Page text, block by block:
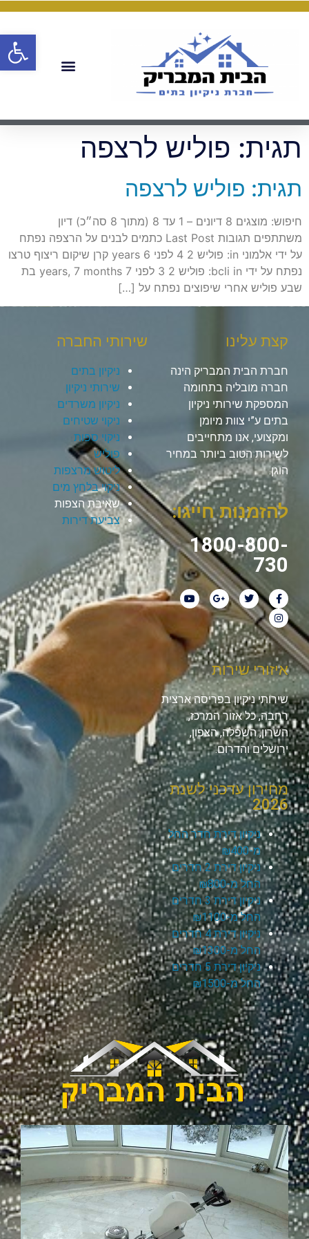
תגית: פוליש לרצפה
תגית: פוליש לרצפה
חיפוש: מוצגים 8 דיונים – 1 עד 8 (מתוך 8 סה״כ) דיון
משתתפים תגובות Last Post כתמים לבנים על הרצפה נפתח
על ידי אלמוני in: פוליש 2 4 לפני 6 years קרן שיקום ריצוף טרצו
נפתח על ידי bcli in: פוליש 2 3 לפני 7 years, 7 months בת
שבע פוליש אחרי שיפוצים נפתח על […]
קצת עלינו
חברת הבית המבריק הינה
חברה מובליה בתחומה
המספקת שירותי ניקיון
בתים ע”י צוות מיומן
ומקצועי, אנו מתחייבים
לשירות הטוב ביותר במחיר
הוגן.
להזמנות חייגו:
1800-800-
730
שירותי החברה
ניקיון בתים
שירותי ניקיון
ניקיון משרדים
ניקוי שטיחים
ניקוי ספות
פוליש
ליטוש מרצפות
ניקוי בלחץ מים
שאיבת הצפות
צביעת דירות
איזורי שירות
שירותי ניקיון בפריסה ארצית
רחבה, כל אזור המרכז,
השרון, השפלה, הצפון,
ירושלים והדרום.
מחירון עדכני לשנת
2026
ניקיון דירת חדר החל
מ-₪400
ניקיון דירת 2 חדרים
החל מ-₪800
ניקיון דירת 3 חדרים
החל מ-₪1100
ניקיון דירת 4 חדרים
החל מ-₪1300
ניקיון דירת 5 חדרים
החל מ-₪1500